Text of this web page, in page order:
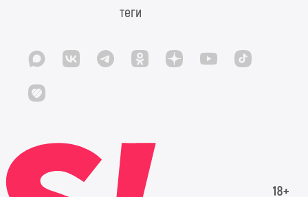
теги